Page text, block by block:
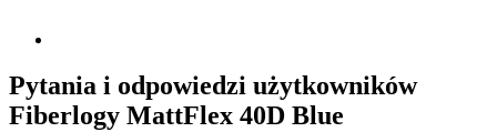
Pytania i odpowiedzi użytkowników
Fiberlogy MattFlex 40D Blue